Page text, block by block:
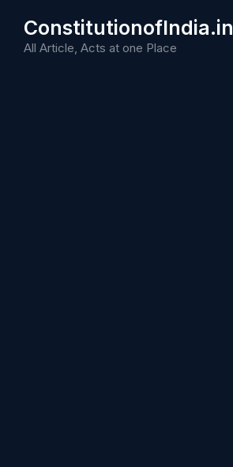
content
ConstitutionofIndia.in
All Article, Acts at one Place